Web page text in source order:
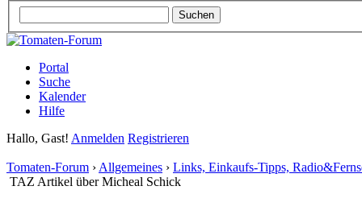
Portal
Suche
Kalender
Hilfe
Hallo, Gast! Anmelden Registrieren
Tomaten-Forum › Allgemeines › Links, Einkaufs-Tipps,
TAZ Artikel über Micheal Schick